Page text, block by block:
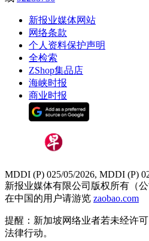
新报业媒体网站
网络条款
个人资料保护声明
全检索
ZShop集品店
海峡时报
商业时报
MDDI (P) 025/05/2026, MDDI (P)
新报业媒体有限公司版权所有（公
在中国的用户请游览 zaobao.com
提醒：新加坡网络业者若未经许
法律行动。